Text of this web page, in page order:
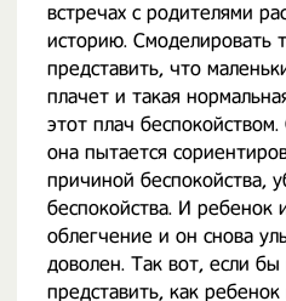
встречах с родителями
историю. Смоделировать
представить, что
плачет и такая
этот плач
она пытается
причиной беспокойства,
беспокойства. И ребенок
облегчение и он снова
доволен. Так вот, если
представить, как